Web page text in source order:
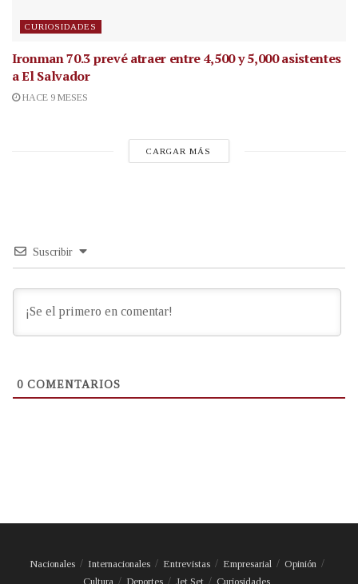
CURIOSIDADES
Ironman 70.3 prevé atraer entre 4,500 y 5,000 asistentes
a El Salvador
HACE 9 MESES
CARGAR MÁS
Suscribir
0 COMENTARIOS
Nacionales Internacionales Entrevistas Empresarial
Opinión
Cultura
Deportes Jet Set Curiosidades